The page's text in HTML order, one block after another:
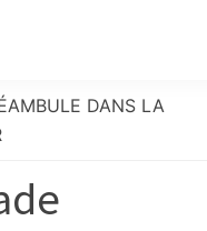
DANS LA